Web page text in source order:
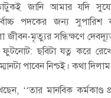
জানি আমার যদি
পদকের জন্য সুপারিশ
মৃত্যুর সন্ধিক্ষণে
ছবিটা যত্ন করে
পাবেন নিশ্চই। কথা
‘‘তার মানবিক কর্মকাণ্ড